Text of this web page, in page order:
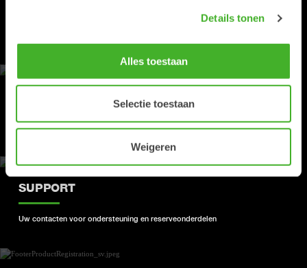
Details tonen
Alles toestaan
Selectie toestaan
Weigeren
Vind uw dichtstbijzijnde Steelwrist-dealer
SUPPORT
Uw contacten voor ondersteuning en reserveonderdelen